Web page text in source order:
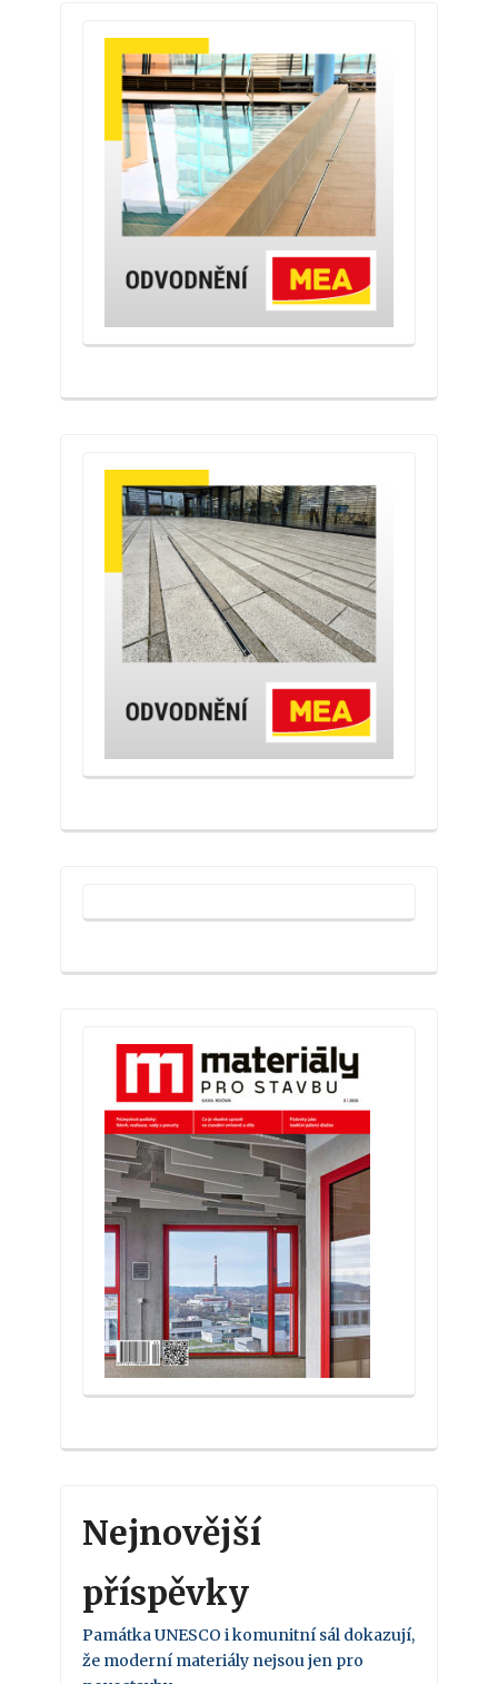
Nejnovější
příspěvky
Památka UNESCO i komunitní sál dokazují,
že moderní materiály nejsou jen pro